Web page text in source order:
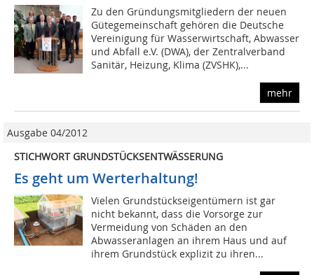
Zu den Gründungsmitgliedern der neuen
Gütegemeinschaft gehören die Deutsche
Vereinigung für Wasserwirtschaft, Abwasser
und Abfall e.V. (DWA), der Zentralverband
Sanitär, Heizung, Klima (ZVSHK),...
mehr
Ausgabe 04/2012
STICHWORT GRUNDSTÜCKSENTWÄSSERUNG
Es geht um Werterhaltung!
Vielen Grundstückseigentümern ist gar
nicht bekannt, dass die Vorsorge zur
Vermeidung von Schäden an den
Abwasseranlagen an ihrem Haus und auf
ihrem Grundstück explizit zu ihren...